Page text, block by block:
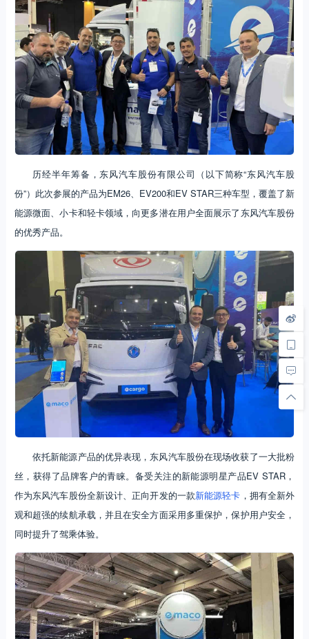
历经半年筹备，东风汽车股份有限公司（以下简称“东风汽车股
份”）此次参展的产品为EM26、EV200和EV STAR三种车型，覆盖了新
能源微面、小卡和轻卡领域，向更多潜在用户全面展示了东风汽车股份
的优秀产品。
依托新能源产品的优异表现，东风汽车股份在现场收获了一大批粉
丝，获得了品牌客户的青睐。备受关注的新能源明星产品EV STAR，
作为东风汽车股份全新设计、正向开发的一款新能源轻卡 ，拥有全新外
观和超强的续航承载，并且在安全方面采用多重保护，保护用户安全，
同时提升了驾乘体验。